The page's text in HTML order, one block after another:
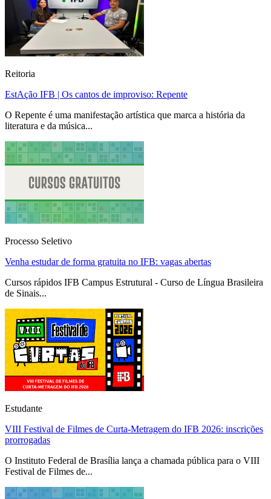
Reitoria
EstAção IFB | Os cantos de improviso: Repente
O Repente é uma manifestação artística que marca a história da
literatura e da música...
Processo Seletivo
Venha estudar de forma gratuita no IFB: vagas abertas
Cursos rápidos IFB Campus Estrutural - Curso de Língua Brasileira
de Sinais...
Estudante
VIII Festival de Filmes de Curta-Metragem do IFB 2026: inscrições
prorrogadas
O Instituto Federal de Brasília lança a chamada pública para o VIII
Festival de Filmes de...